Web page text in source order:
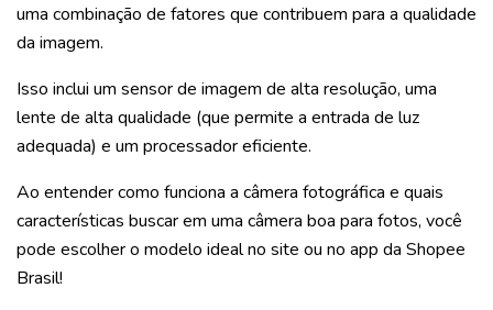
uma combinação de fatores que contribuem para a qualidade
da imagem.
Isso inclui um sensor de imagem de alta resolução, uma
lente de alta qualidade (que permite a entrada de luz
adequada) e um processador eficiente.
Ao entender como funciona a câmera fotográfica e quais
características buscar em uma câmera boa para fotos, você
pode escolher o modelo ideal no site ou no app da Shopee
Brasil!